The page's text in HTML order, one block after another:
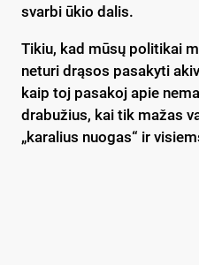
svarbi ūkio dalis.
Tikiu, kad mūsų politikai
neturi drąsos pasakyti
kaip toj pasakoj apie
drabužius, kai tik mažas
„karalius nuogas“ ir